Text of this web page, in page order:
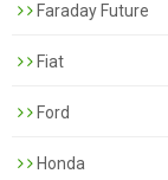
Faraday Future
Fiat
Ford
Honda